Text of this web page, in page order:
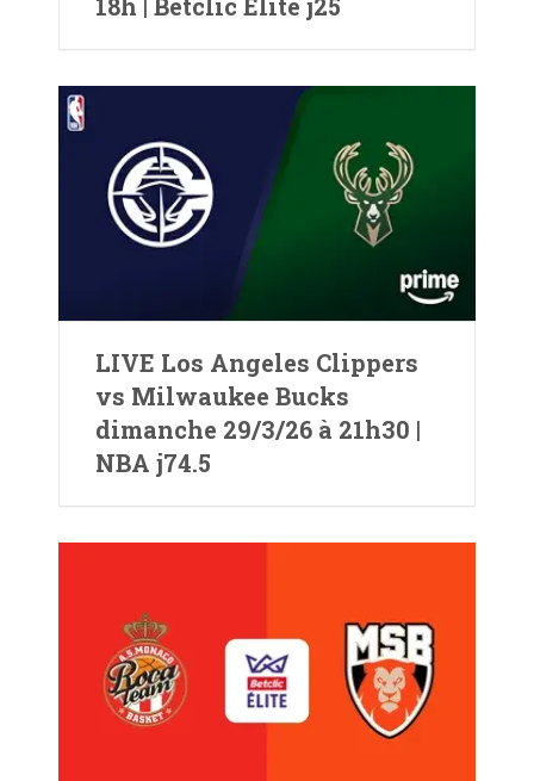
LIVE Los Angeles Clippers
vs Milwaukee Bucks
dimanche 29/3/26 à 21h30 |
NBA j74.5